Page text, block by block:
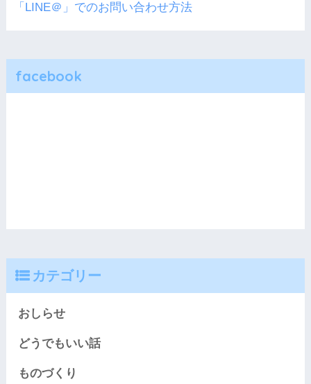
「LINE＠」でのお問い合わせ方法
facebook
カテゴリー
おしらせ
どうでもいい話
ものづくり